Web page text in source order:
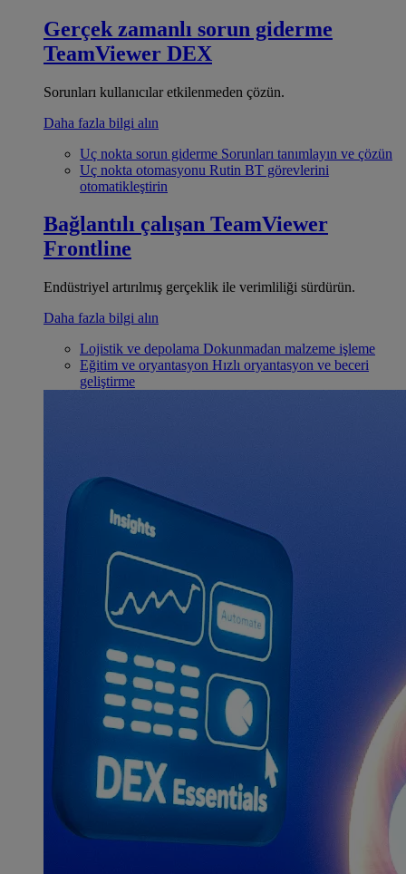
Gerçek zamanlı sorun giderme
TeamViewer DEX
Sorunları kullanıcılar etkilenmeden çözün.
Daha fazla bilgi alın
Uç nokta sorun giderme Sorunları tanımlayın ve çözün
Uç nokta otomasyonu Rutin BT görevlerini
otomatikleştirin
Bağlantılı çalışan TeamViewer
Frontline
Endüstriyel artırılmış gerçeklik ile verimliliği sürdürün.
Daha fazla bilgi alın
Lojistik ve depolama Dokunmadan malzeme işleme
Eğitim ve oryantasyon Hızlı oryantasyon ve beceri
geliştirme